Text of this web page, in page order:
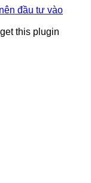
đầu tư vào
this plugin